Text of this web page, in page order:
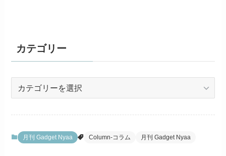
カテゴリー
ー
月刊 Gadget Nyaa Column-コラム 月刊 Gadget Nyaa